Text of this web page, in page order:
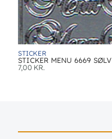
STICKER
STICKER MENU 6669 SØLV
7,00 KR.